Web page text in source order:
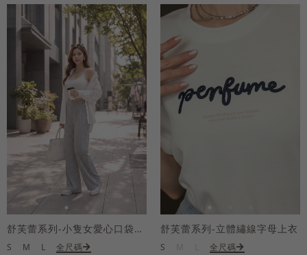
舒芙蕾系列-小隻女愛心口袋寬褲
S M L 全尺碼
舒芙蕾系列-立體繡線字母上衣
S 全尺碼